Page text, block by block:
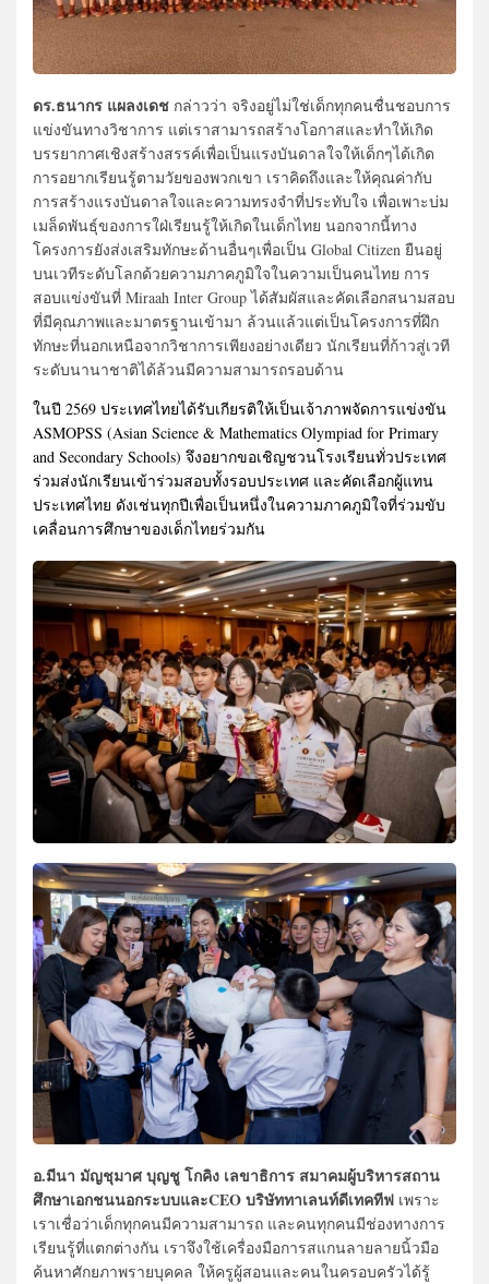
ดร.ธนากร แผลงเดช กล่าวว่า จริงอยู่ไม่ใช่เด็กทุกคนชื่นชอบการ
แข่งขันทางวิชาการ แต่เราสามารถสร้างโอกาสและทำให้เกิด
บรรยากาศเชิงสร้างสรรค์เพื่อเป็นแรงบันดาลใจให้เด็กๆได้เกิด
การอยากเรียนรู้ตามวัยของพวกเขา เราคิดถึงและให้คุณค่ากับ
การสร้างแรงบันดาลใจและความทรงจำที่ประทับใจ เพื่อเพาะบ่ม
เมล็ดพันธุ์ของการใฝ่เรียนรู้ให้เกิดในเด็กไทย นอกจากนี้ทาง
โครงการยังส่งเสริมทักษะด้านอื่นๆเพื่อเป็น Global Citizen ยืนอยู่
บนเวทีระดับโลกด้วยความภาคภูมิใจในความเป็นคนไทย การ
สอบแข่งขันที่ Miraah Inter Group ได้สัมผัสและคัดเลือกสนามสอบ
ที่มีคุณภาพและมาตรฐานเข้ามา ล้วนแล้วแต่เป็นโครงการที่ฝึก
ทักษะที่นอกเหนือจากวิชาการเพียงอย่างเดียว นักเรียนที่ก้าวสู่เวที
ระดับนานาชาติได้ล้วนมีความสามารถรอบด้าน
ในปี 2569 ประเทศไทยได้รับเกียรติให้เป็นเจ้าภาพจัดการแข่งขัน
ASMOPSS (Asian Science & Mathematics Olympiad for Primary
and Secondary Schools) จึงอยากขอเชิญชวนโรงเรียนทั่วประเทศ
ร่วมส่งนักเรียนเข้าร่วมสอบทั้งรอบประเทศ และคัดเลือกผู้แทน
ประเทศไทย ดังเช่นทุกปีเพื่อเป็นหนึ่งในความภาคภูมิใจที่ร่วมขับ
เคลื่อนการศึกษาของเด็กไทยร่วมกัน
อ.มีนา มัญชุมาศ บุญชู โกคิง เลขาธิการ สมาคมผู้บริหารสถาน
ศึกษาเอกชนนอกระบบและCEO บริษัททาเลนท์ดีเทคทีฟ เพราะ
เราเชื่อว่าเด็กทุกคนมีความสามารถ และคนทุกคนมีช่องทางการ
เรียนรู้ที่แตกต่างกัน เราจึงใช้เครื่องมือการสแกนลายลายนิ้วมือ
ค้นหาศักยภาพรายบุคคล ให้ครูผู้สอนและคนในครอบครัวได้รู้